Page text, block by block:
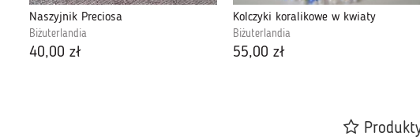
Naszyjnik Preciosa
Biżuterlandia
40,00 zł
Kolczyki koralikowe w kwiaty
Biżuterlandia
55,00 zł